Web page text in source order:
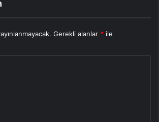
Gerekli alanlar * ile